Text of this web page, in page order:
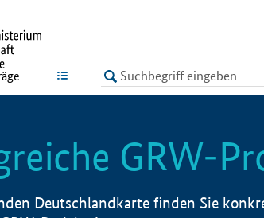
LISTE
GRW-
Deutschlandkarte finden Sie